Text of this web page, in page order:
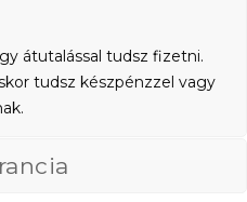
átutalással tudsz fizetni.
tudsz készpénzzel vagy